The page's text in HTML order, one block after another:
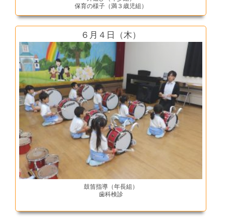
保育の様子（満３歳児組）
６月４日（木）
鼓笛指導（年長組）
歯科検診